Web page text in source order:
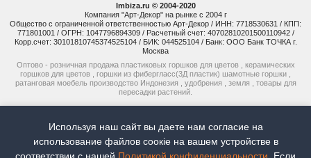
Imbiza.ru © 2004-2020
Компания "Арт-Декор" на рынке с 2004 г
Общество с ограниченной ответственностью Арт-Декор / ИНН: 7718530631 / КПП:
771801001 / ОГРН: 1047796894309 / Расчетный счет: 40702810201500110942 /
Корр.счет: 30101810745374525104 / БИК: 044525104 / Банк: ООО Банк ТОЧКА г.
Москва
Оптово - розничная продажа пластиковых горшков для цветов , керамических
горшков для цветов , горшки из фибергласс(3Д пластик) шамотные горшки ,
ратанговая моебель производство Индонезия , удобрения , земля , товары для
пересадки растений.
+7 (926) 941-15-51
Используя наш сайт вы даете нам согласие на
использование файлов соoкіе на вашем устройстве в